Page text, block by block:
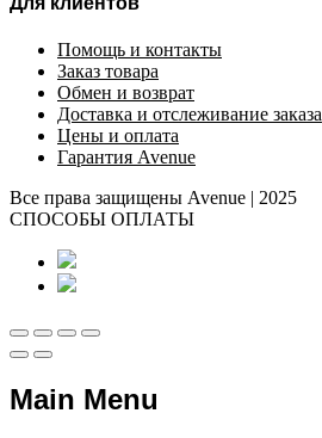
Помощь и контакты
Заказ товара
Обмен и возврат
Доставка и отслеживание заказа
Цены и оплата
Гарантия Avenue
Все права защищены Avenue | 2025
СПОСОБЫ ОПЛАТЫ
Main Menu